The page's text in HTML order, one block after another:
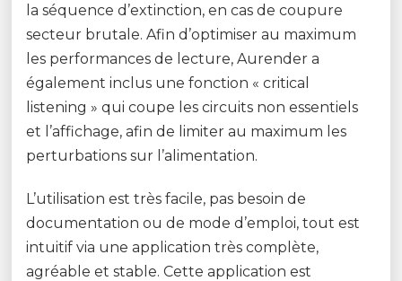
la séquence d’extinction, en cas de coupure
secteur brutale. Afin d’optimiser au maximum
les performances de lecture, Aurender a
également inclus une fonction « critical
listening » qui coupe les circuits non essentiels
et l’affichage, afin de limiter au maximum les
perturbations sur l’alimentation.
L’utilisation est très facile, pas besoin de
documentation ou de mode d’emploi, tout est
intuitif via une application très complète,
agréable et stable. Cette application est